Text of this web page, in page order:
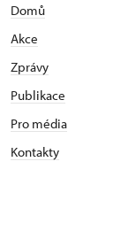
Domů
Akce
Zprávy
Publikace
Pro média
Kontakty